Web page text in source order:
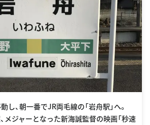
し、朝一番でJR両毛線の「岩舟駅」へ。
、メジャーとなった新海誠監督の映画「秒速